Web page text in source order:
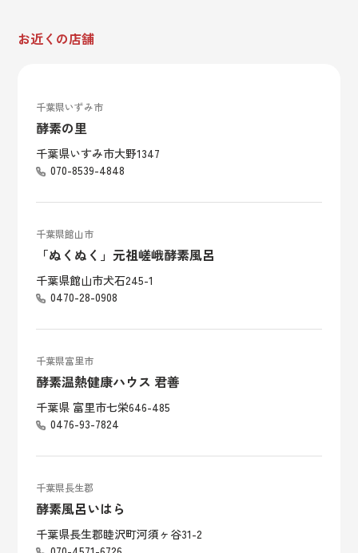
お近くの店舗
千葉県いずみ市
酵素の里
千葉県いすみ市大野1347
070-8539-4848
千葉県館山市
「ぬくぬく」元祖嵯峨酵素風呂
千葉県館山市犬石245-1
0470-28-0908
千葉県富里市
酵素温熱健康ハウス 君善
千葉県 富里市七栄646-485
0476-93-7824
千葉県長生郡
酵素風呂いはら
千葉県長生郡睦沢町河須ヶ谷31-2